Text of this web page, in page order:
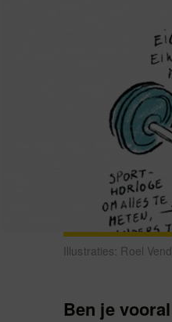
Illustraties: Roel
Ben je